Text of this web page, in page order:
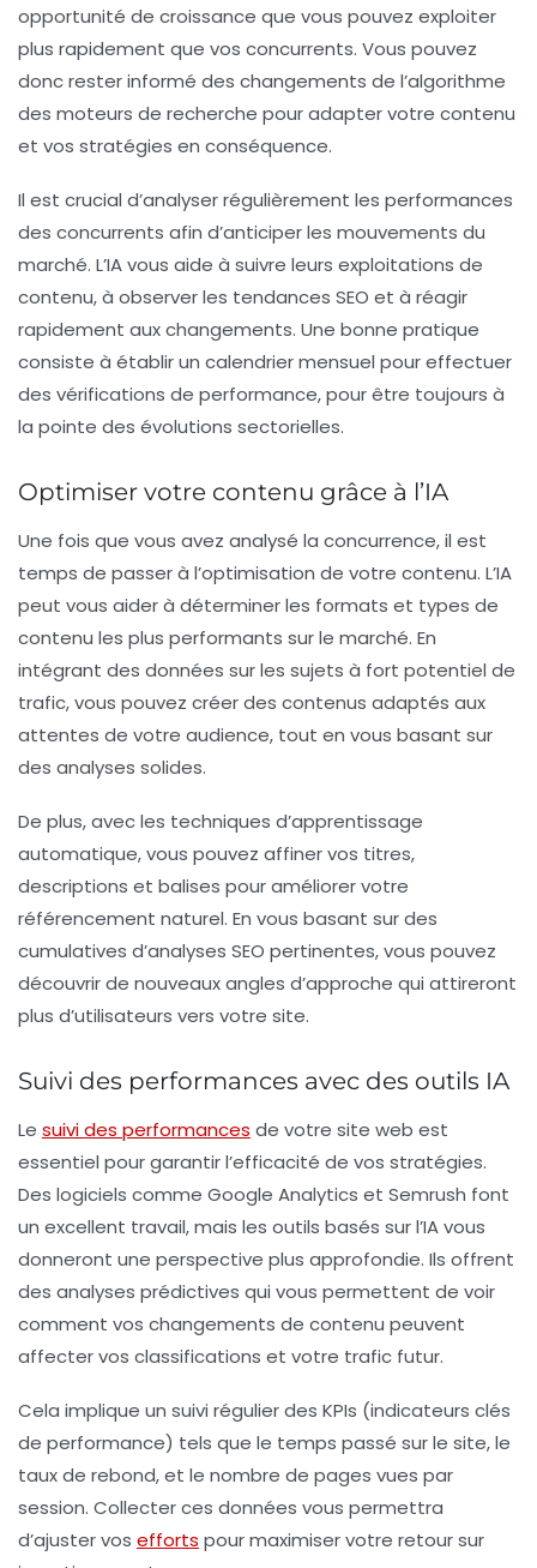
opportunité de croissance que vous pouvez exploiter
plus rapidement que vos concurrents. Vous pouvez
donc rester informé des changements de l’algorithme
des moteurs de recherche pour adapter votre contenu
et vos stratégies en conséquence.
Il est crucial d’analyser régulièrement les performances
des concurrents afin d’anticiper les mouvements du
marché. L’IA vous aide à suivre leurs exploitations de
contenu, à observer les tendances SEO et à réagir
rapidement aux changements. Une bonne pratique
consiste à établir un calendrier mensuel pour effectuer
des vérifications de performance, pour être toujours à
la pointe des évolutions sectorielles.
Optimiser votre contenu grâce à l’IA
Une fois que vous avez analysé la concurrence, il est
temps de passer à l’optimisation de votre contenu. L’IA
peut vous aider à déterminer les formats et types de
contenu les plus performants sur le marché. En
intégrant des données sur les sujets à fort potentiel de
trafic, vous pouvez créer des contenus adaptés aux
attentes de votre audience, tout en vous basant sur
des analyses solides.
De plus, avec les techniques d’apprentissage
automatique, vous pouvez affiner vos titres,
descriptions et balises pour améliorer votre
référencement naturel. En vous basant sur des
cumulatives d’analyses SEO pertinentes, vous pouvez
découvrir de nouveaux angles d’approche qui attireront
plus d’utilisateurs vers votre site.
Suivi des performances avec des outils IA
Le suivi des performances de votre site web est
essentiel pour garantir l’efficacité de vos stratégies.
Des logiciels comme Google Analytics et Semrush font
un excellent travail, mais les outils basés sur l’IA vous
donneront une perspective plus approfondie. Ils offrent
des analyses prédictives qui vous permettent de voir
comment vos changements de contenu peuvent
affecter vos classifications et votre trafic futur.
Cela implique un suivi régulier des KPIs (indicateurs clés
de performance) tels que le temps passé sur le site, le
taux de rebond, et le nombre de pages vues par
session. Collecter ces données vous permettra
d’ajuster vos efforts pour maximiser votre retour sur